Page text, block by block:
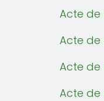
Acte de
Acte de
Acte de
Acte de